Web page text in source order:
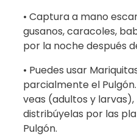
• Captura a mano
gusanos, caracoles,
por la noche después
• Puedes usar
parcialmente el
veas (adultos y
distribúyelas por las
Pulgón.